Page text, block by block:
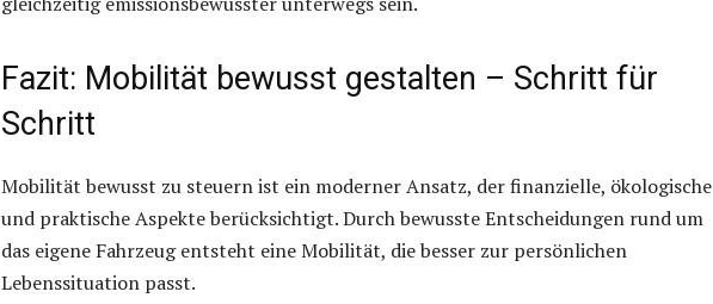
Fazit: Mobilität bewusst gestalten – Schritt für
Schritt
Mobilität bewusst zu steuern ist ein moderner Ansatz, der finanzielle, ökologische
und praktische Aspekte berücksichtigt. Durch bewusste Entscheidungen rund um
das eigene Fahrzeug entsteht eine Mobilität, die besser zur persönlichen
Lebenssituation passt.